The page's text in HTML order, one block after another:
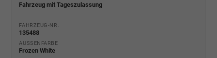
Fahrzeug mit Tageszulassung
FAHRZEUG-NR.
135488
AUSSENFARBE
Frozen White